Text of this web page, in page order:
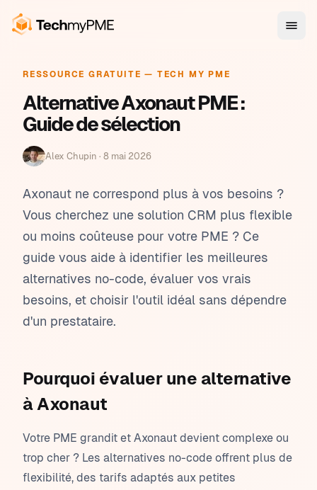
RESSOURCE GRATUITE — TECH MY PME
Alternative Axonaut PME :
Guide de sélection
Alex Chupin · 8 mai 2026
Axonaut ne correspond plus à vos besoins ?
Vous cherchez une solution CRM plus flexible
ou moins coûteuse pour votre PME ? Ce
guide vous aide à identifier les meilleures
alternatives no-code, évaluer vos vrais
besoins, et choisir l'outil idéal sans dépendre
d'un prestataire.
Pourquoi évaluer une alternative
à Axonaut
Votre PME grandit et Axonaut devient complexe ou
trop cher ? Les alternatives no-code offrent plus de
flexibilité, des tarifs adaptés aux petites